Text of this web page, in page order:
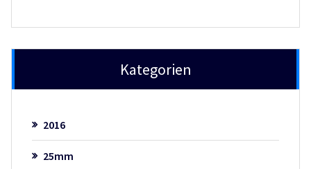
Kategorien
2016
25mm